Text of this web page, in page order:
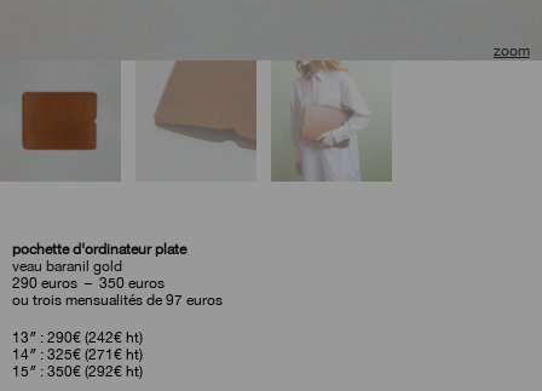
pochette d'ordinateur plate
veau baranil gold
290 euros – 350 eurosplage
de
ou trois mensualités de 97 euros
13″ : 290€ (242€ ht)
14″ : 325€ (271€ ht)
15″ : 350€ (292€ ht)